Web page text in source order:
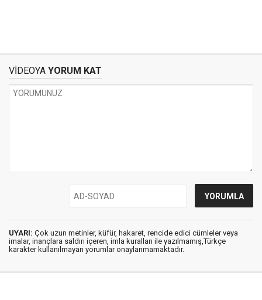
VİDEOYA YORUM KAT
UYARI: Çok uzun metinler, küfür, hakaret, rencide edici cümleler veya
imalar, inançlara saldırı içeren, imla kuralları ile yazılmamış,Türkçe
karakter kullanılmayan yorumlar onaylanmamaktadır.